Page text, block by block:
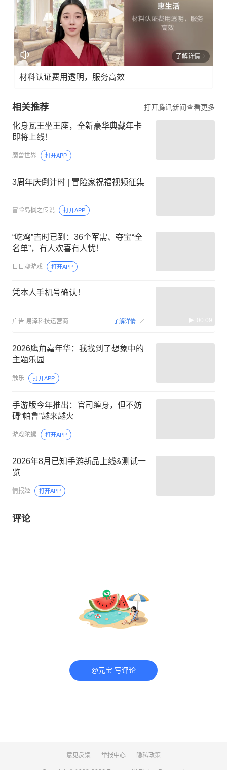
了解详情
材料认证费用透明，服务高效
相关推荐 打开腾讯新闻查看更多
化身瓦王坐王座，全新豪华典藏年卡
即将上线！
魔兽世界 打开APP
3周年庆倒计时 | 冒险家祝福视频征集
冒险岛枫之传说 打开APP
“吃鸡”吉时已到：36个军需、夺宝“全
名单”，有人欢喜有人忧！
日日聊游戏 打开APP
凭本人手机号确认！
广告 易泽科技运营商 了解详情 00:09
2026鹰角嘉年华：我找到了想象中的
主题乐园
触乐 打开APP
手游版今年推出：官司缠身，但不妨
碍“帕鲁”越来越火
游戏陀螺 打开APP
2026年8月已知手游新品上线&测试一
览
情报姬 打开APP
评论
@元宝 写评论
意见反馈 举报中心 隐私政策